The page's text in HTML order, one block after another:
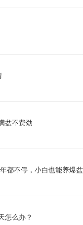
盆不费劲
都不停，小白也能养爆盆
怎么办？